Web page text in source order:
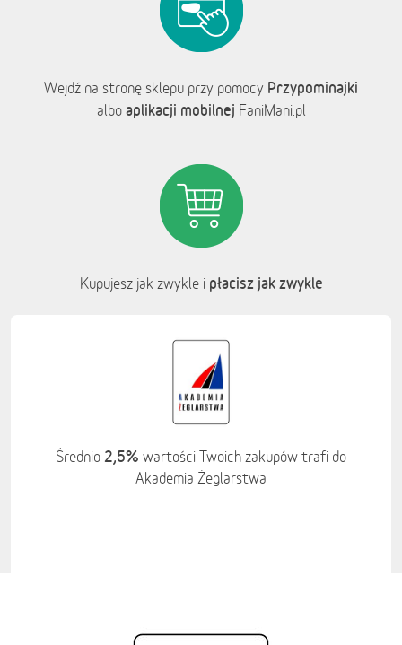
Wejdź na stronę sklepu przy pomocy Przypominajki
albo aplikacji mobilnej FaniMani.pl
Kupujesz jak zwykle i płacisz jak zwykle
Średnio 2,5% wartości Twoich zakupów trafi do
Akademia Żeglarstwa